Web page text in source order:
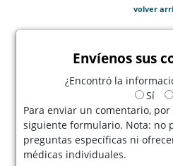
volver
Envíenos sus
¿Encontró la
Sí
Para enviar un comentario,
siguiente formulario. Nota: no
preguntas específicas ni
médicas individuales.